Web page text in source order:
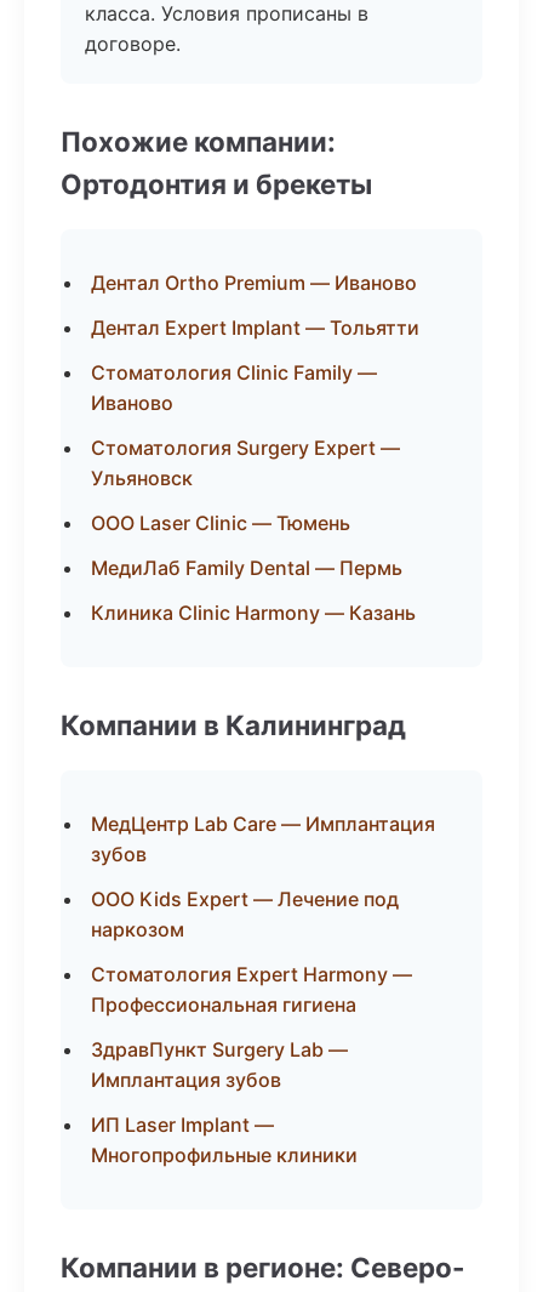
класса. Условия прописаны в
договоре.
Похожие компании:
Ортодонтия и брекеты
Дентал Ortho Premium — Иваново
Дентал Expert Implant — Тольятти
Стоматология Clinic Family —
Иваново
Стоматология Surgery Expert —
Ульяновск
ООО Laser Clinic — Тюмень
МедиЛаб Family Dental — Пермь
Клиника Clinic Harmony — Казань
Компании в Калининград
МедЦентр Lab Care — Имплантация
зубов
ООО Kids Expert — Лечение под
наркозом
Стоматология Expert Harmony —
Профессиональная гигиена
ЗдравПункт Surgery Lab —
Имплантация зубов
ИП Laser Implant —
Многопрофильные клиники
Компании в регионе: Северо-